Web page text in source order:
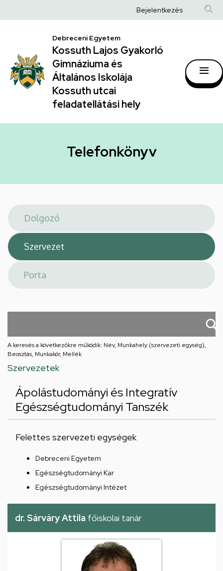
|
Kossuth
Lajos
Gyakorló
Gimnáziuma
Általános
hely
a
Anonim
fiók
Bejelentkezés
Debreceni Egyetem
Kossuth Lajos Gyakorló
Gimnáziuma és
Általános Iskolája
Kossuth utcai
feladatellátási hely
Telefonkönyv
A keresés a következőkre működik: Név, Munkahely (szervezeti egység),
Beosztás, Munkakör, Mellék
Szervezetek
Ápolástudományi és Integratív
Egészségtudományi Tanszék
Felettes szervezeti egységek
Debreceni Egyetem
Egészségtudományi Kar
Egészségtudományi Intézet
dr. Sárváry Attila főiskolai tanár